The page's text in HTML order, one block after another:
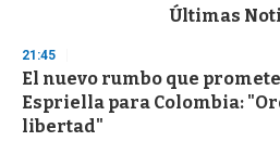
d
s
o
f
3
Últimas
21:45
El nuevo rumbo que
Espriella para Colombia:
libertad"